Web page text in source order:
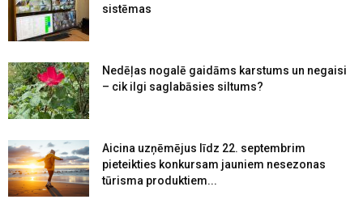
sistēmas
Nedēļas nogalē gaidāms karstums un negaisi
– cik ilgi saglabāsies siltums?
Aicina uzņēmējus līdz 22. septembrim
pieteikties konkursam jauniem nesezonas
tūrisma produktiem...